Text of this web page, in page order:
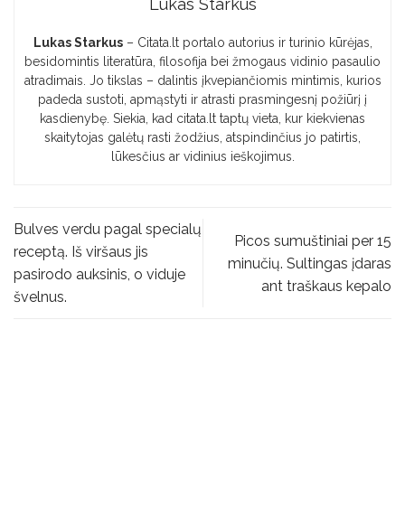
Lukas Starkus
Lukas Starkus– Citata.lt portalo autorius ir turinio kūrėjas,
besidomintis literatūra, filosofija bei žmogaus vidinio pasaulio
atradimais. Jo tikslas – dalintis įkvepiančiomis mintimis, kurios
padeda sustoti, apmąstyti ir atrasti prasmingesnį požiūrį į
kasdienybę. Siekia, kad citata.lt taptų vieta, kur kiekvienas
skaitytojas galėtų rasti žodžius, atspindinčius jo patirtis,
lūkesčius ar vidinius ieškojimus.
Bulves verdu pagal specialų
receptą. Iš viršaus jis
pasirodo auksinis, o viduje
švelnus.
Picos sumuštiniai per 15
minučių. Sultingas įdaras
ant traškaus kepalo